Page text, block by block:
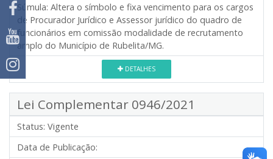
Súmula: Altera o símbolo e fixa vencimento para os cargos
de Procurador Jurídico e Assessor jurídico do quadro de
funcionários em comissão modalidade de recrutamento
amplo do Município de Rubelita/MG.
DETALHES
Lei Complementar 0946/2021
Status: Vigente
Data de Publicação: